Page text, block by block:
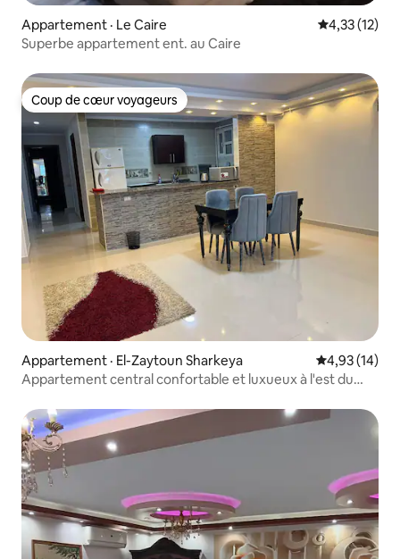
Appartement · Le Caire Note
4,33 (12)
Superbe appartement ent. au Caire
Coup de cœur voyageurs
Coup de cœur voyageurs
Appartement · El-Zaytoun Sharkeya Note
4,93 (14)
Appartement central confortable et luxueux à l'est du